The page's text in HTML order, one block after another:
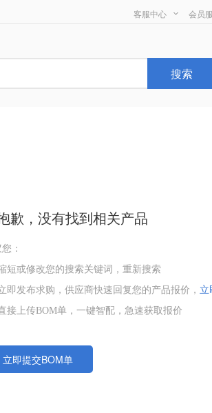
客服中心 会员
搜索
歉，没有找到相关产品
：
短或修改您的搜索关键词， 重新搜索
即发布求购，供应商快速回复您的产品报价， 立
接上传BOM单，一键智配，急速获取报价
立即提交BOM单